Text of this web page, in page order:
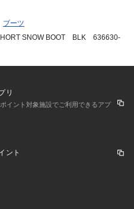
ブーツ
SNOW BOOT BLK 636630-
リ
イント対象施設でご利用できるアプ
ント